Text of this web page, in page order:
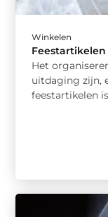
Winkelen
Het
uitdaging zijn,
feestartikelen